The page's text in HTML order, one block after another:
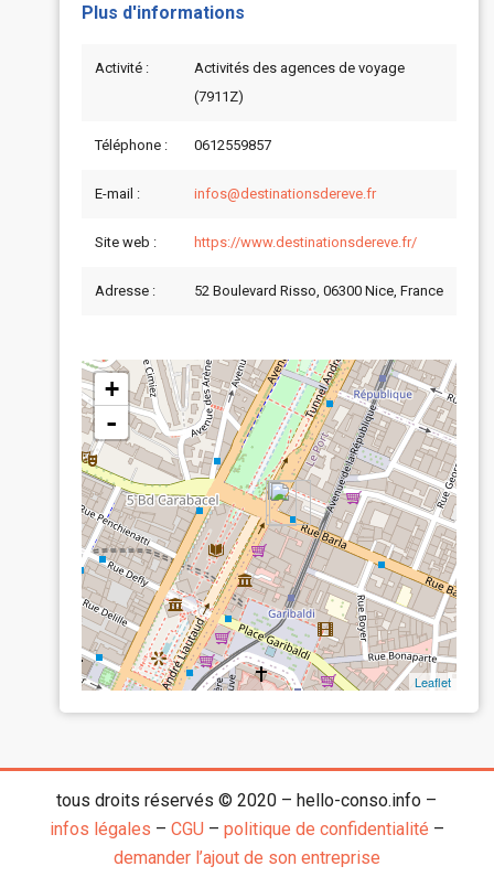
Plus d'informations
Activité :
Activités des agences de voyage
(7911Z)
Téléphone : 0612559857
E-mail : infos@destinationsdereve.fr
Site web : https://www.destinationsdereve.fr/
Adresse : 52 Boulevard Risso, 06300 Nice, France
+
-
Leaflet
tous droits réservés © 2020 – hello-conso.info –
infos légales – CGU – politique de confidentialité –
demander l’ajout de son entreprise